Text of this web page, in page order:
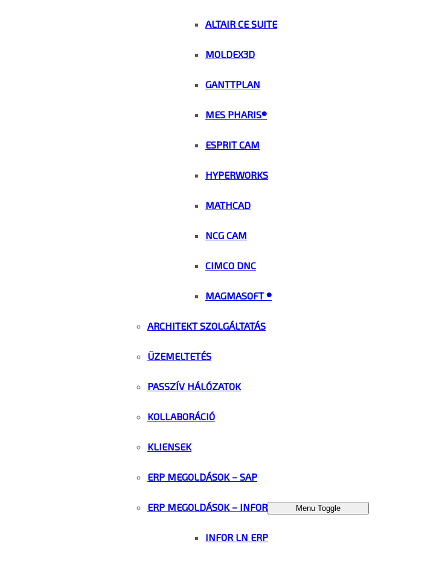
ALTAIR CE SUITE
MOLDEX3D
GANTTPLAN
MES PHARIS®
ESPRIT CAM
HYPERWORKS
MATHCAD
NCG CAM
CIMCO DNC
MAGMASOFT ®
ARCHITEKT SZOLGÁLTATÁS
ÜZEMELTETÉS
PASSZÍV HÁLÓZATOK
KOLLABORÁCIÓ
KLIENSEK
ERP MEGOLDÁSOK – SAP
ERP MEGOLDÁSOK – INFOR Menu Toggle
INFOR LN ERP